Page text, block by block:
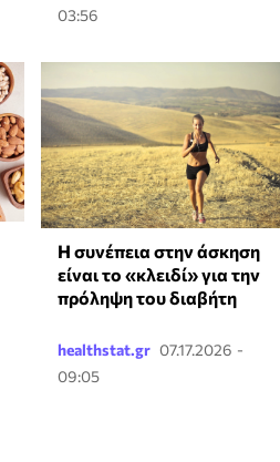
03:56
Η συνέπεια στην άσκηση
είναι το «κλειδί» για την
πρόληψη του διαβήτη
healthstat.gr 07.17.2026 -
09:05